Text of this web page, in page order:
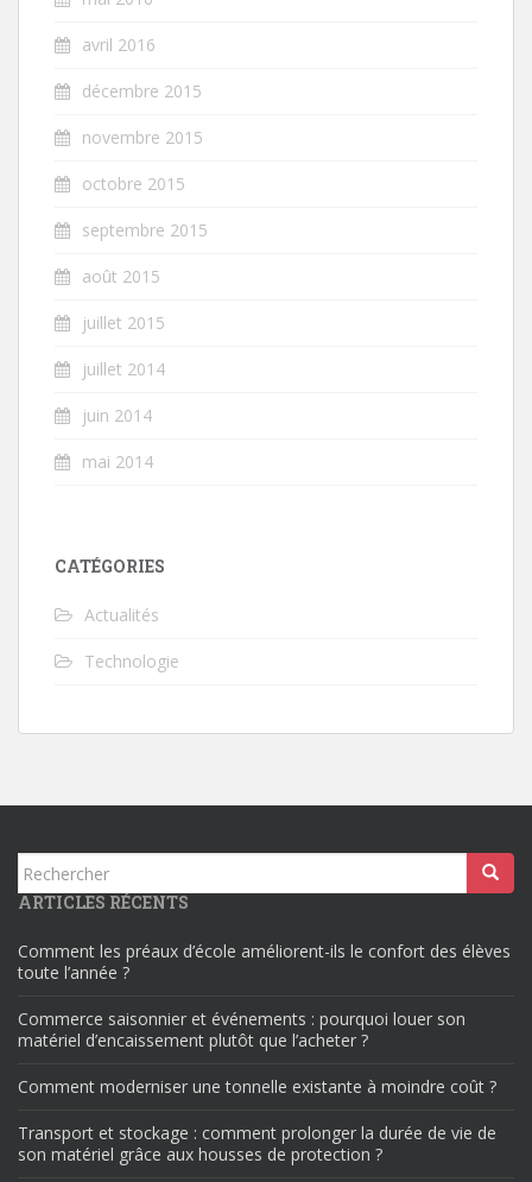
avril 2016
décembre 2015
novembre 2015
octobre 2015
septembre 2015
août 2015
juillet 2015
juillet 2014
juin 2014
mai 2014
CATÉGORIES
Actualités
Technologie
Rechercher...
ARTICLES RÉCENTS
Comment les préaux d’école améliorent-ils le confort des élèves
toute l’année ?
Commerce saisonnier et événements : pourquoi louer son
matériel d’encaissement plutôt que l’acheter ?
Comment moderniser une tonnelle existante à moindre coût ?
Transport et stockage : comment prolonger la durée de vie de
son matériel grâce aux housses de protection ?